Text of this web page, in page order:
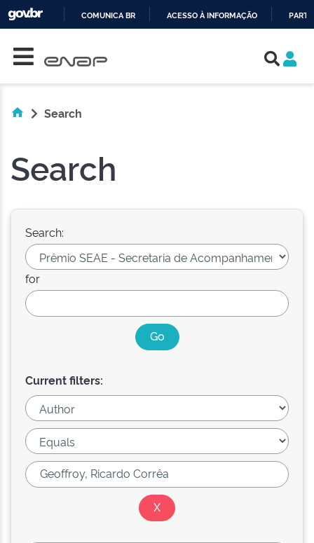
COMUNICA BR ACESSO À INFORMAÇÃO
Search
Search
Search:
for
Current filters: